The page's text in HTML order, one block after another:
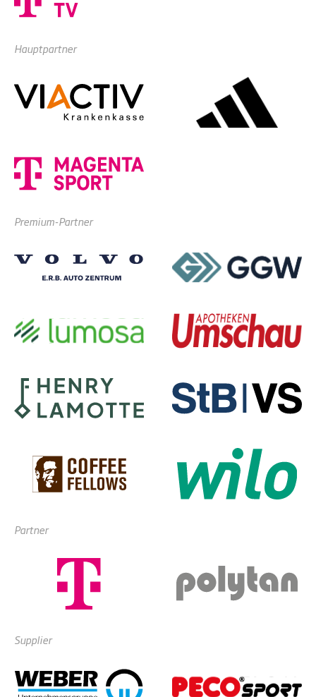
Hauptpartner
Premium-Partner
Partner
Supplier